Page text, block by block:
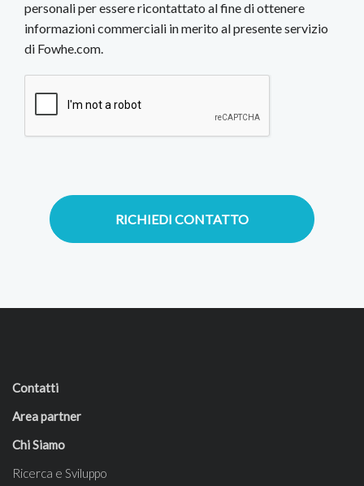
personali per essere ricontattato al fine di ottenere
informazioni commerciali in merito al presente servizio
di Fowhe.com.
RICHIEDI CONTATTO
Contatti
Area partner
Chi Siamo
Ricerca e Sviluppo